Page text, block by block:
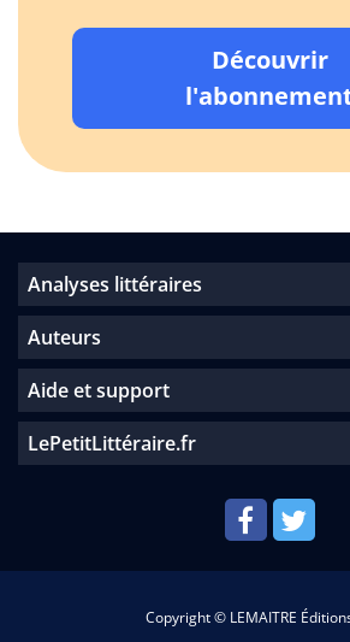
Découvrir
Analyses littéraires
Auteurs
Aide et support
LePetitLittéraire.fr
Copyright © LEMAITRE